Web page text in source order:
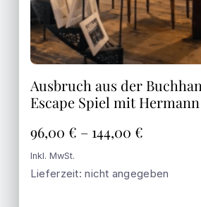
Ausbruch aus der
Escape Spiel mit
96,00 € – 144,00 €
Inkl. MwSt.
Lieferzeit: nicht angegeben